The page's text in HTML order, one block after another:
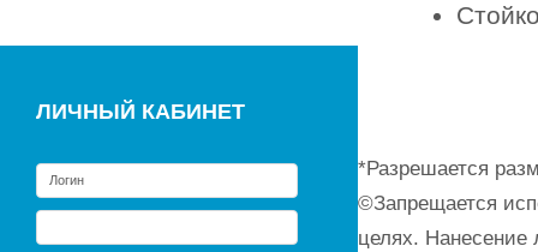
ЛИЧНЫЙ КАБИНЕТ
*Разрешается
©Запрещается
целях. Нанесение